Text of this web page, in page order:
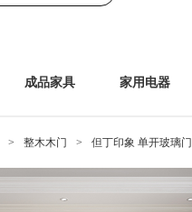
成品家具 家用电器
> 整木木门 > 但丁印象 单开玻璃门